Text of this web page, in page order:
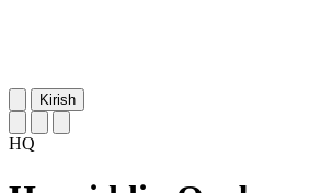
Kirish
HQ